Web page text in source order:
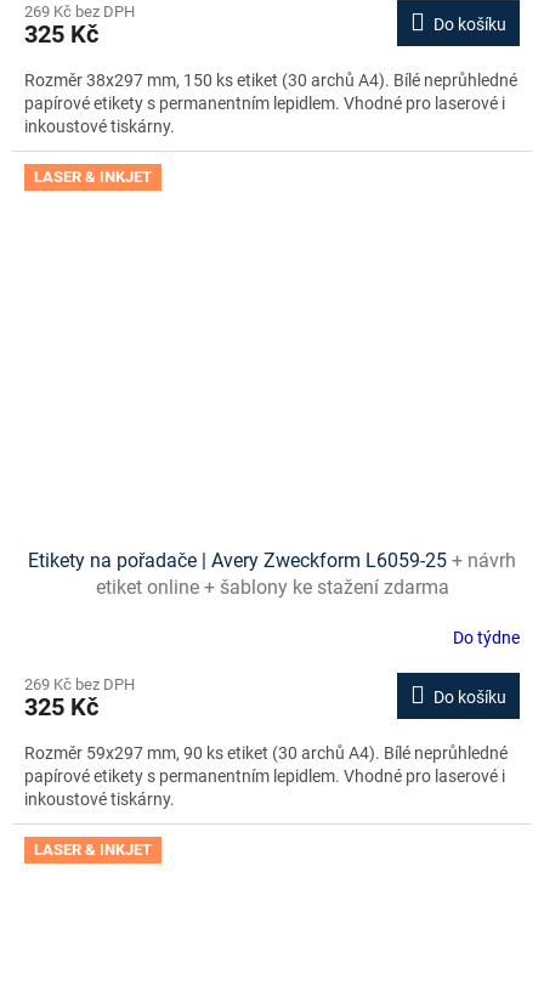
269 Kč bez DPH
325 Kč Do košíku
Rozměr 38x297 mm, 150 ks etiket (30 archů A4). Bílé neprůhledné
papírové etikety s permanentním lepidlem. Vhodné pro laserové i
inkoustové tiskárny.
LASER & INKJET
Etikety na pořadače | Avery Zweckform L6059-25 + návrh
etiket online + šablony ke stažení zdarma
Do týdne
269 Kč bez DPH
325 Kč Do košíku
Rozměr 59x297 mm, 90 ks etiket (30 archů A4). Bílé neprůhledné
papírové etikety s permanentním lepidlem. Vhodné pro laserové i
inkoustové tiskárny.
LASER & INKJET